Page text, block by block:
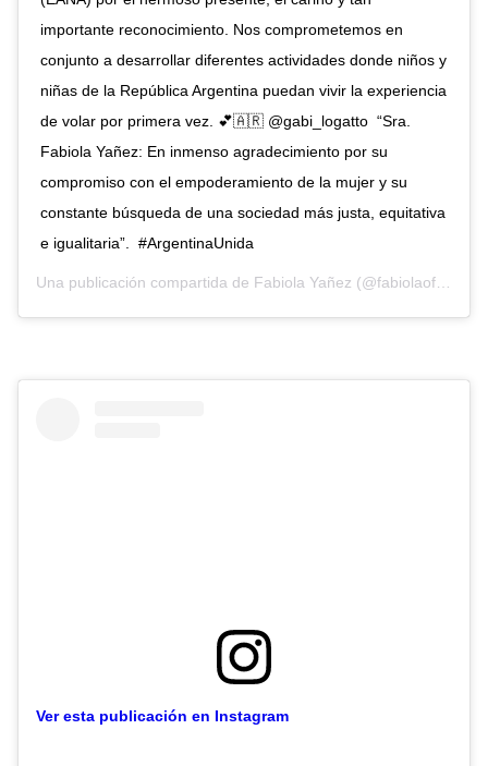
importante reconocimiento. Nos comprometemos en
conjunto a desarrollar diferentes actividades donde niños y
niñas de la República Argentina puedan vivir la experiencia
de volar por primera vez. 💕🇦🇷⁣ @gabi_logatto⁣ ⁣ “Sra.
Fabiola Yañez: En inmenso agradecimiento por su
compromiso con el empoderamiento de la mujer y su
constante búsqueda de una sociedad más justa, equitativa
e igualitaria”. ⁣ #ArgentinaUnida
Una publicación compartida de Fabiola Yañez (@fabiolaoficialok) el
Ver esta publicación en Instagram